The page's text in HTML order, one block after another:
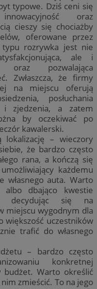
typowe. Dziś ceni się
oraz
cieszy się chociażby
oferowane przez
rozrywka jest nie
ale i
oraz pozwalająca
Zwłaszcza, że firmy
na miejscu oferują
posłuchania
i zjedzenia, a zatem
by oczekiwać po
kawalerski.
lokalizację – wieczory
że bardzo często
rana, a kończą się
każdemu
własnego auta. Warto
dbająco kwestie
decydując się na
miejscu wygodnym dla
większość uczestników
trafić do własnego
– bardzo często
konkretnej
budżet. Warto określić
zmieścić. To na jego